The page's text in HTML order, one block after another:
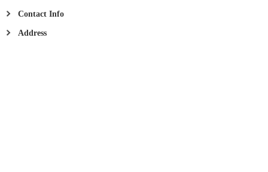
Contact Info
Address